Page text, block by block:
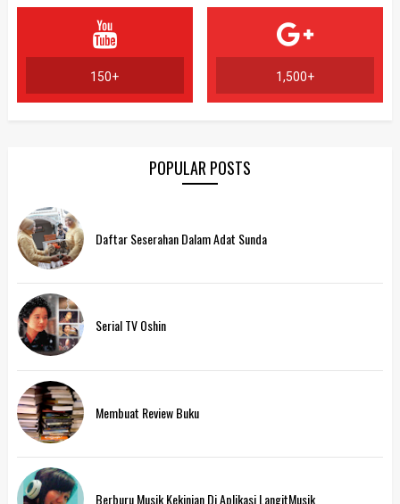
150+ 1,500+
POPULAR POSTS
Daftar Seserahan Dalam Adat Sunda
Serial TV Oshin
Membuat Review Buku
Berburu Musik Kekinian Di Aplikasi LangitMusik